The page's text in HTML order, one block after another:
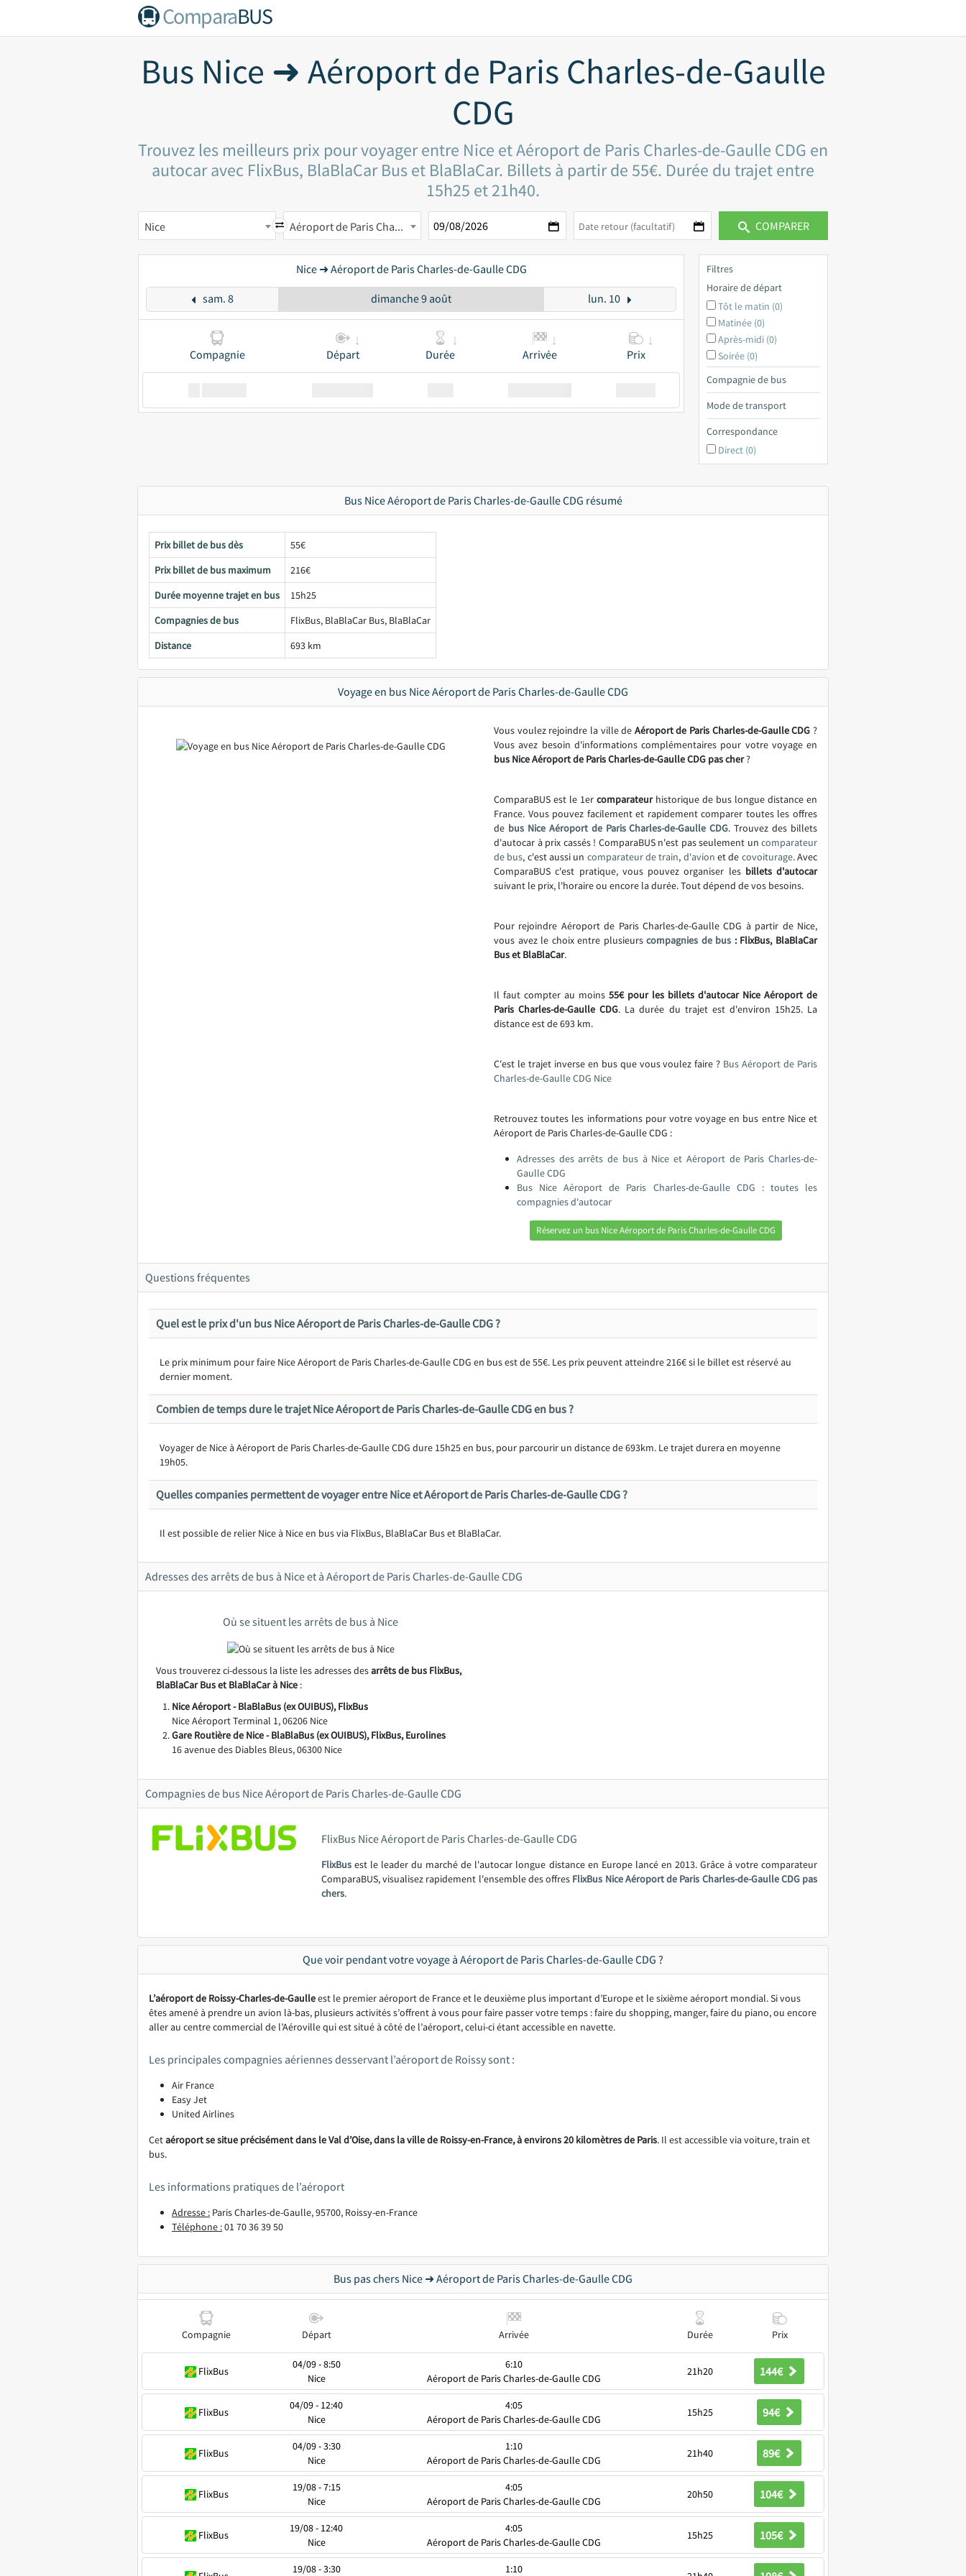
ComparaBUS
Bus Nice ➜ Aéroport de Paris Charles-de-Gaulle
CDG
Trouvez les meilleurs prix pour voyager entre Nice et Aéroport de Paris Charles-de-Gaulle CDG en
autocar avec FlixBus, BlaBlaCar Bus et BlaBlaCar. Billets à partir de 55€. Durée du trajet entre
15h25 et 21h40.
Nice Aéroport de Paris Charles-de-Gaulle CDG COMPARER
Nice ➜ Aéroport de Paris Charles-de-Gaulle CDG
sam. 8 dimanche 9 août lun. 10
Compagnie Départ Durée Arrivée Prix
Filtres
Horaire de départ
Tôt le matin (0)
Matinée (0)
Après-midi (0)
Soirée (0)
Compagnie de bus
Mode de transport
Correspondance
Direct (0)
Bus Nice Aéroport de Paris Charles-de-Gaulle CDG résumé
Prix billet de bus dès
55€
Prix billet de bus maximum
216€
Durée moyenne trajet en bus
15h25
Compagnies de bus
FlixBus, BlaBlaCar Bus, BlaBlaCar
Distance
693 km
Voyage en bus Nice Aéroport de Paris Charles-de-Gaulle CDG
Vous voulez rejoindre la ville de Aéroport de Paris Charles-de-Gaulle CDG ?
Vous avez besoin d'informations complémentaires pour votre voyage en
bus Nice Aéroport de Paris Charles-de-Gaulle CDG pas cher?
ComparaBUS est le 1er comparateurhistorique de bus longue distance en
France. Vous pouvez facilement et rapidement comparer toutes les offres
de bus Nice Aéroport de Paris Charles-de-Gaulle CDG. Trouvez des billets
d'autocar à prix cassés ! ComparaBUS n'est pas seulement un comparateur
de bus, c'est aussi un comparateur de train, d'avion et de covoiturage. Avec
ComparaBUS c'est pratique, vous pouvez organiser les billets d'autocar
suivant le prix, l'horaire ou encore la durée. Tout dépend de vos besoins.
Pour rejoindre Aéroport de Paris Charles-de-Gaulle CDG à partir de Nice,
vous avez le choix entre plusieurscompagnies de bus : FlixBus, BlaBlaCar
Bus et BlaBlaCar.
Il faut compter au moins 55€ pour les billets d'autocar Nice Aéroport de
Paris Charles-de-Gaulle CDG. La durée du trajet est d'environ 15h25. La
distance est de 693 km.
C'est le trajet inverse en bus que vous voulez faire ? Bus Aéroport de Paris
Charles-de-Gaulle CDG Nice
Retrouvez toutes les informations pour votre voyage en bus entre Nice et
Aéroport de Paris Charles-de-Gaulle CDG :
Adresses des arrêts de bus à Nice et Aéroport de Paris Charles-de-
Gaulle CDG
Bus Nice Aéroport de Paris Charles-de-Gaulle CDG : toutes les
compagnies d'autocar
Réservez un bus Nice Aéroport de Paris Charles-de-Gaulle CDG
Questions fréquentes
Quel est le prix d'un bus Nice Aéroport de Paris Charles-de-Gaulle CDG ?
Le prix minimum pour faire Nice Aéroport de Paris Charles-de-Gaulle CDG en bus est de 55€. Les prix peuvent atteindre 216€ si le billet est réservé au
dernier moment.
Combien de temps dure le trajet Nice Aéroport de Paris Charles-de-Gaulle CDG en bus ?
Voyager de Nice à Aéroport de Paris Charles-de-Gaulle CDG dure 15h25 en bus, pour parcourir un distance de 693km. Le trajet durera en moyenne
19h05.
Quelles companies permettent de voyager entre Nice et Aéroport de Paris Charles-de-Gaulle CDG ?
Il est possible de relier Nice à Nice en bus via FlixBus, BlaBlaCar Bus et BlaBlaCar.
Adresses des arrêts de bus à Nice et à Aéroport de Paris Charles-de-Gaulle CDG
Où se situent les arrêts de bus à Nice
Vous trouverez ci-dessous la liste les adresses desarrêts de bus FlixBus,
BlaBlaCar Bus et BlaBlaCar à Nice :
Nice Aéroport - BlaBlaBus (ex OUIBUS), FlixBus
Nice Aéroport Terminal 1, 06206 Nice
Gare Routière de Nice - BlaBlaBus (ex OUIBUS), FlixBus, Eurolines
16 avenue des Diables Bleus, 06300 Nice
Compagnies de bus Nice Aéroport de Paris Charles-de-Gaulle CDG
FlixBus Nice Aéroport de Paris Charles-de-Gaulle CDG
FlixBus est le leader du marché de l'autocar longue distance en Europe lancé en 2013. Grâce à votre comparateur
ComparaBUS, visualisez rapidement l'ensemble des offres FlixBus Nice Aéroport de Paris Charles-de-Gaulle CDG pas
chers.
Que voir pendant votre voyage à Aéroport de Paris Charles-de-Gaulle CDG ?
L’aéroport de Roissy-Charles-de-Gaulleest le premier aéroport de France et le deuxième plus important d’Europe et le sixième aéroport mondial. Si vous
êtes amené à prendre un avion là-bas, plusieurs activités s’offrent à vous pour faire passer votre temps : faire du shopping, manger, faire du piano, ou encore
aller au centre commercial de l’Aéroville qui est situé à côté de l’aéroport, celui-ci étant accessible en navette.
Les principales compagnies aériennes desservant l’aéroport de Roissy sont :
Air France
Easy Jet
United Airlines
Cetaéroport se situe précisément dans le Val d’Oise, dans la ville de Roissy-en-France, à environs 20 kilomètres de Paris. Il est accessible via voiture, train et
bus.
Les informations pratiques de l’aéroport
Adresse : Paris Charles-de-Gaulle, 95700, Roissy-en-France
Téléphone :01 70 36 39 50
Bus pas chers Nice ➜ Aéroport de Paris Charles-de-Gaulle CDG
Compagnie Départ Arrivée Durée Prix
FlixBus
04/09 - 8:50
Nice
6:10
Aéroport de Paris Charles-de-Gaulle CDG
21h20 144€
FlixBus
04/09 - 12:40
Nice
4:05
Aéroport de Paris Charles-de-Gaulle CDG
15h25 94€
FlixBus
04/09 - 3:30
Nice
1:10
Aéroport de Paris Charles-de-Gaulle CDG
21h40 89€
FlixBus
19/08 - 7:15
Nice
4:05
Aéroport de Paris Charles-de-Gaulle CDG
20h50 104€
FlixBus
19/08 - 12:40
Nice
4:05
Aéroport de Paris Charles-de-Gaulle CDG
15h25 105€
19/08 - 3:30 1:10